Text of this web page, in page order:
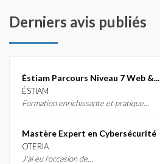
Derniers avis publiés
Éstiam Parcours Niveau 7 Web &...
ÉSTIAM
Formation enrichissante et pratique...
Mastère Expert en Cybersécurité
OTERIA
J'ai eu l'occasion de...